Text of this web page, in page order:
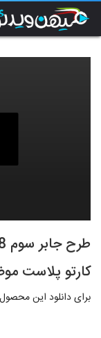
کارتو پلاست
برای دانلود این